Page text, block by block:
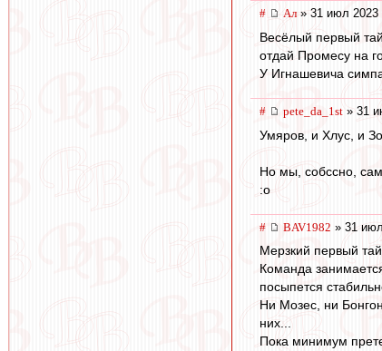
# Ал » 31 июл 2023
Весёлый первый
отдай Промесу на
У Игнашевича
# pete_da_1st » 31
Умяров, и Хлус, и
Но мы, собссно,
:o
# BAV1982 » 31
Мерзкий первый
Команда
посыпется
Ни Мозес, ни
них...
Пока минимум